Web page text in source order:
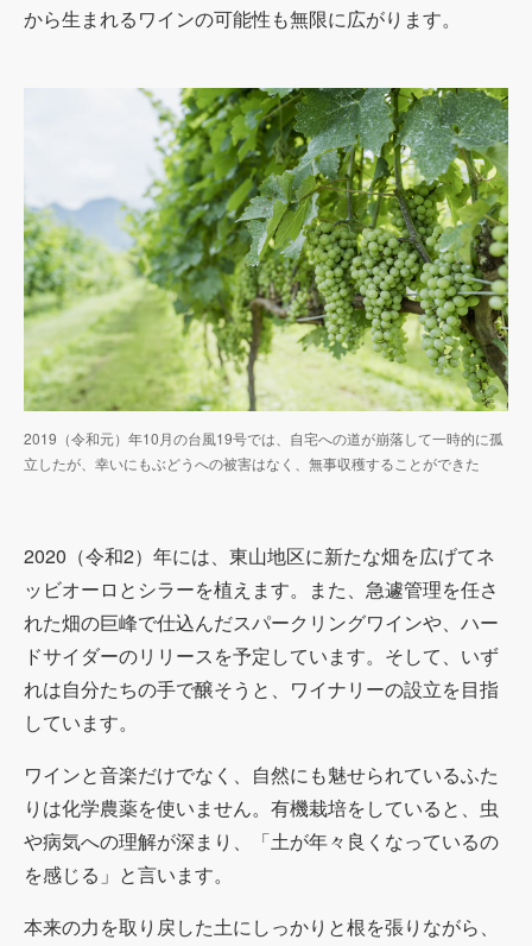
から生まれるワインの可能性も無限に広がります。
2019（令和元）年10月の台風19号では、自宅への道が崩落して一時的に孤
立したが、幸いにもぶどうへの被害はなく、無事収穫することができた
2020（令和2）年には、東山地区に新たな畑を広げてネ
ッビオーロとシラーを植えます。また、急遽管理を任さ
れた畑の巨峰で仕込んだスパークリングワインや、ハー
ドサイダーのリリースを予定しています。そして、いず
れは自分たちの手で醸そうと、ワイナリーの設立を目指
しています。
ワインと音楽だけでなく、自然にも魅せられているふた
りは化学農薬を使いません。有機栽培をしていると、虫
や病気への理解が深まり、「土が年々良くなっているの
を感じる」と言います。
本来の力を取り戻した土にしっかりと根を張りながら、